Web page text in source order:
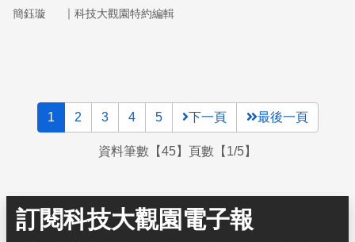
早篩查出失智症的高風險群。
簡鈺璇 ｜ 科技大觀園特約編輯
1 2 3 4 5 下一頁 最後一頁
資料筆數【45】頁數【1/5】
訂閱科技大觀園電子報